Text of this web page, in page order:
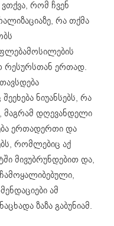
რომ ჩვენ
რა თქმა
რესურსთან ერთად.
ნიუანსებს, რა
მაგრამ დღევანდელი
ერთადერთი და
რომლებიც აქ
მივუბრუნდებით და,
ამ
ზაზა გაბუნიამ.